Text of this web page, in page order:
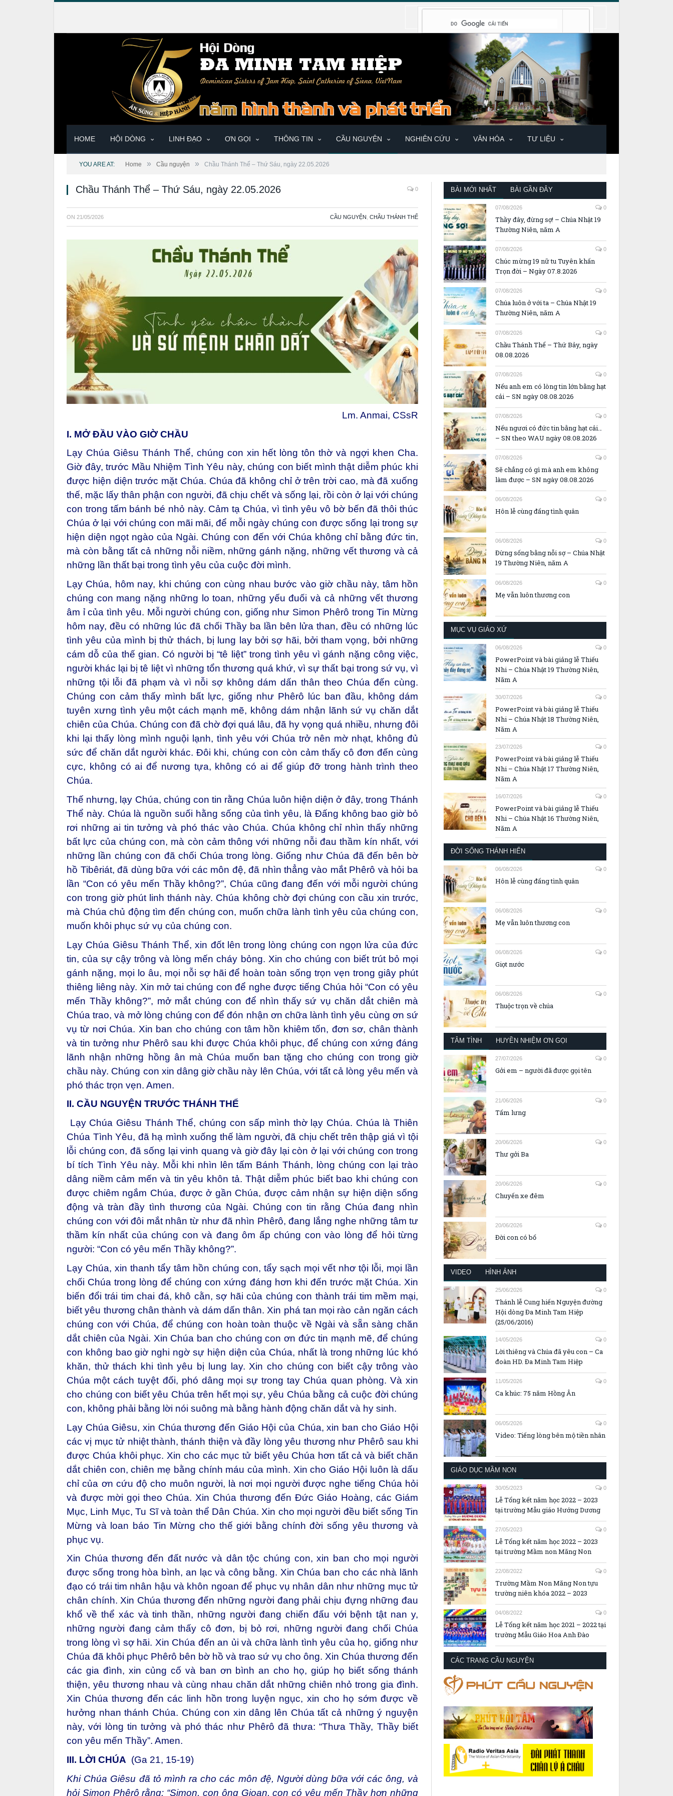
HOME HỘI DÒNG LINH ĐẠO ƠN GỌI THÔNG TIN CẦU NGUYỆN NGHIÊN CỨU VĂN HÓA TƯ LIỆU
YOU ARE AT: Home » Cầu nguyện » Chầu Thánh Thể – Thứ Sáu, ngày 22.05.2026
Chầu Thánh Thể – Thứ Sáu, ngày 22.05.2026 0
ON 21/05/2026 CẦU NGUYỆN CHẦU THÁNH THỂ
Lm. Anmai, CSsR
I. MỞ ĐẦU VÀO GIỜ CHẦU
Lạy Chúa Giêsu Thánh Thể, chúng con xin hết lòng tôn thờ và ngợi khen Cha.
Giờ đây, trước Mầu Nhiệm Tình Yêu này, chúng con biết mình thật diễm phúc khi
được hiện diện trước mặt Chúa. Chúa đã không chỉ ở trên trời cao, mà đã xuống
thế, mặc lấy thân phận con người, đã chịu chết và sống lại, rồi còn ở lại với chúng
con trong tấm bánh bé nhỏ này. Cảm tạ Chúa, vì tình yêu vô bờ bến đã thôi thúc
Chúa ở lại với chúng con mãi mãi, để mỗi ngày chúng con được sống lại trong sự
hiện diện ngọt ngào của Ngài. Chúng con đến với Chúa không chỉ bằng đức tin,
mà còn bằng tất cả những nỗi niềm, những gánh nặng, những vết thương và cả
những lần thất bại trong tình yêu của cuộc đời mình.
Lạy Chúa, hôm nay, khi chúng con cùng nhau bước vào giờ chầu này, tâm hồn
chúng con mang nặng những lo toan, những yếu đuối và cả những vết thương
âm ỉ của tình yêu. Mỗi người chúng con, giống như Simon Phêrô trong Tin Mừng
hôm nay, đều có những lúc đã chối Thầy ba lần bên lửa than, đều có những lúc
tình yêu của mình bị thử thách, bị lung lay bởi sợ hãi, bởi tham vọng, bởi những
cám dỗ của thế gian. Có người bị “tê liệt” trong tình yêu vì gánh nặng công việc,
người khác lại bị tê liệt vì những tổn thương quá khứ, vì sự thất bại trong sứ vụ, vì
những tội lỗi đã phạm và vì nỗi sợ không dám dấn thân theo Chúa đến cùng.
Chúng con cảm thấy mình bất lực, giống như Phêrô lúc ban đầu, không dám
tuyên xưng tình yêu một cách mạnh mẽ, không dám nhận lãnh sứ vụ chăn dắt
chiên của Chúa. Chúng con đã chờ đợi quá lâu, đã hy vọng quá nhiều, nhưng đôi
khi lại thấy lòng mình nguội lạnh, tình yêu với Chúa trở nên mờ nhạt, không đủ
sức để chăn dắt người khác. Đôi khi, chúng con còn cảm thấy cô đơn đến cùng
cực, không có ai để nương tựa, không có ai để giúp đỡ trong hành trình theo
Chúa.
Thế nhưng, lạy Chúa, chúng con tin rằng Chúa luôn hiện diện ở đây, trong Thánh
Thể này. Chúa là nguồn suối hằng sống của tình yêu, là Đấng không bao giờ bỏ
rơi những ai tin tưởng và phó thác vào Chúa. Chúa không chỉ nhìn thấy những
bất lực của chúng con, mà còn cảm thông với những nỗi đau thầm kín nhất, với
những lần chúng con đã chối Chúa trong lòng. Giống như Chúa đã đến bên bờ
hồ Tibêriát, đã dùng bữa với các môn đệ, đã nhìn thẳng vào mắt Phêrô và hỏi ba
lần “Con có yêu mến Thầy không?”, Chúa cũng đang đến với mỗi người chúng
con trong giờ phút linh thánh này. Chúa không chờ đợi chúng con cầu xin trước,
mà Chúa chủ động tìm đến chúng con, muốn chữa lành tình yêu của chúng con,
muốn khôi phục sứ vụ của chúng con.
Lạy Chúa Giêsu Thánh Thể, xin đốt lên trong lòng chúng con ngọn lửa của đức
tin, của sự cậy trông và lòng mến cháy bỏng. Xin cho chúng con biết trút bỏ mọi
gánh nặng, mọi lo âu, mọi nỗi sợ hãi để hoàn toàn sống trọn vẹn trong giây phút
thiêng liêng này. Xin mở tai chúng con để nghe được tiếng Chúa hỏi “Con có yêu
mến Thầy không?”, mở mắt chúng con để nhìn thấy sứ vụ chăn dắt chiên mà
Chúa trao, và mở lòng chúng con để đón nhận ơn chữa lành tình yêu cùng ơn sứ
vụ từ nơi Chúa. Xin ban cho chúng con tâm hồn khiêm tốn, đơn sơ, chân thành
và tin tưởng như Phêrô sau khi được Chúa khôi phục, để chúng con xứng đáng
lãnh nhận những hồng ân mà Chúa muốn ban tặng cho chúng con trong giờ
chầu này. Chúng con xin dâng giờ chầu này lên Chúa, với tất cả lòng yêu mến và
phó thác trọn vẹn. Amen.
II. CẦU NGUYỆN TRƯỚC THÁNH THỂ
Lạy Chúa Giêsu Thánh Thể, chúng con sấp mình thờ lạy Chúa. Chúa là Thiên
Chúa Tình Yêu, đã hạ mình xuống thế làm người, đã chịu chết trên thập giá vì tội
lỗi chúng con, đã sống lại vinh quang và giờ đây lại còn ở lại với chúng con trong
bí tích Tình Yêu này. Mỗi khi nhìn lên tấm Bánh Thánh, lòng chúng con lại trào
dâng niềm cảm mến và tin yêu khôn tả. Thật diễm phúc biết bao khi chúng con
được chiêm ngắm Chúa, được ở gần Chúa, được cảm nhận sự hiện diện sống
động và tràn đầy tình thương của Ngài. Chúng con tin rằng Chúa đang nhìn
chúng con với đôi mắt nhân từ như đã nhìn Phêrô, đang lắng nghe những tâm tư
thầm kín nhất của chúng con và đang ôm ấp chúng con vào lòng để hỏi từng
người: “Con có yêu mến Thầy không?”.
Lạy Chúa, xin thanh tẩy tâm hồn chúng con, tẩy sạch mọi vết nhơ tội lỗi, mọi lần
chối Chúa trong lòng để chúng con xứng đáng hơn khi đến trước mặt Chúa. Xin
biến đổi trái tim chai đá, khô cằn, sợ hãi của chúng con thành trái tim mềm mại,
biết yêu thương chân thành và dám dấn thân. Xin phá tan mọi rào cản ngăn cách
chúng con với Chúa, để chúng con hoàn toàn thuộc về Ngài và sẵn sàng chăn
dắt chiên của Ngài. Xin Chúa ban cho chúng con ơn đức tin mạnh mẽ, để chúng
con không bao giờ nghi ngờ sự hiện diện của Chúa, nhất là trong những lúc khó
khăn, thử thách khi tình yêu bị lung lay. Xin cho chúng con biết cậy trông vào
Chúa một cách tuyệt đối, phó dâng mọi sự trong tay Chúa quan phòng. Và xin
cho chúng con biết yêu Chúa trên hết mọi sự, yêu Chúa bằng cả cuộc đời chúng
con, không phải bằng lời nói suông mà bằng hành động chăn dắt và hy sinh.
Lạy Chúa Giêsu, xin Chúa thương đến Giáo Hội của Chúa, xin ban cho Giáo Hội
các vị mục tử nhiệt thành, thánh thiện và đầy lòng yêu thương như Phêrô sau khi
được Chúa khôi phục. Xin cho các mục tử biết yêu Chúa hơn tất cả và biết chăn
dắt chiên con, chiên mẹ bằng chính máu của mình. Xin cho Giáo Hội luôn là dấu
chỉ của ơn cứu độ cho muôn người, là nơi mọi người được nghe tiếng Chúa hỏi
và được mời gọi theo Chúa. Xin Chúa thương đến Đức Giáo Hoàng, các Giám
Mục, Linh Mục, Tu Sĩ và toàn thể Dân Chúa. Xin cho mọi người đều biết sống Tin
Mừng và loan báo Tin Mừng cho thế giới bằng chính đời sống yêu thương và
phục vụ.
Xin Chúa thương đến đất nước và dân tộc chúng con, xin ban cho mọi người
được sống trong hòa bình, an lạc và công bằng. Xin Chúa ban cho các nhà lãnh
đạo có trái tim nhân hậu và khôn ngoan để phục vụ nhân dân như những mục tử
chân chính. Xin Chúa thương đến những người đang phải chịu đựng những đau
khổ về thể xác và tinh thần, những người đang chiến đấu với bệnh tật nan y,
những người đang cảm thấy cô đơn, bị bỏ rơi, những người đang chối Chúa
trong lòng vì sợ hãi. Xin Chúa đến an ủi và chữa lành tình yêu của họ, giống như
Chúa đã khôi phục Phêrô bên bờ hồ và trao sứ vụ cho ông. Xin Chúa thương đến
các gia đình, xin củng cố và ban ơn bình an cho họ, giúp họ biết sống thánh
thiện, yêu thương nhau và cùng nhau chăn dắt những chiên nhỏ trong gia đình.
Xin Chúa thương đến các linh hồn trong luyện ngục, xin cho họ sớm được về
hưởng nhan thánh Chúa. Chúng con xin dâng lên Chúa tất cả những ý nguyện
này, với lòng tin tưởng và phó thác như Phêrô đã thưa: “Thưa Thầy, Thầy biết
con yêu mến Thầy”. Amen.
III. LỜI CHÚA (Ga 21, 15-19)
Khi Chúa Giêsu đã tỏ mình ra cho các môn đệ, Người dùng bữa với các ông, và
hỏi Simon Phêrô rằng: “Simon, con ông Gioan, con có yêu mến Thầy hơn những
BÀI MỚI NHẤT BÀI GẦN ĐÂY
07/08/2026 0
Thầy đây, đừng sợ! – Chúa Nhật 19
Thường Niên, năm A
07/08/2026 0
Chúc mừng 19 nữ tu Tuyên khấn
Trọn đời – Ngày 07.8.2026
07/08/2026 0
Chúa luôn ở với ta – Chúa Nhật 19
Thường Niên, năm A
07/08/2026 0
Chầu Thánh Thể – Thứ Bảy, ngày
08.08.2026
07/08/2026 0
Nếu anh em có lòng tin lớn bằng hạt
cải – SN ngày 08.08.2026
07/08/2026 0
Nếu ngươi có đức tin bằng hạt cải…
– SN theo WAU ngày 08.08.2026
07/08/2026 0
Sẽ chẳng có gì mà anh em không
làm được – SN ngày 08.08.2026
06/08/2026 0
Hôn lễ cùng đấng tình quân
06/08/2026 0
Đừng sống bằng nỗi sợ – Chúa Nhật
19 Thường Niên, năm A
06/08/2026 0
Mẹ vẫn luôn thương con
MỤC VỤ GIÁO XỨ
06/08/2026 0
PowerPoint và bài giảng lễ Thiếu
Nhi – Chúa Nhật 19 Thường Niên,
Năm A
30/07/2026 0
PowerPoint và bài giảng lễ Thiếu
Nhi – Chúa Nhật 18 Thường Niên,
Năm A
23/07/2026 0
PowerPoint và bài giảng lễ Thiếu
Nhi – Chúa Nhật 17 Thường Niên,
Năm A
16/07/2026 0
PowerPoint và bài giảng lễ Thiếu
Nhi – Chúa Nhật 16 Thường Niên,
Năm A
ĐỜI SỐNG THÁNH HIẾN
06/08/2026 0
Hôn lễ cùng đấng tình quân
06/08/2026 0
Mẹ vẫn luôn thương con
06/08/2026 0
Giọt nước
06/08/2026 0
Thuộc trọn về chúa
TÂM TÌNH HUYỀN NHIỆM ƠN GỌI
27/07/2026 0
Gởi em – người đã được gọi tên
21/06/2026 0
Tấm lưng
20/06/2026 0
Thư gởi Ba
20/06/2026 0
Chuyến xe đêm
20/06/2026 0
Đời con có bố
VIDEO HÌNH ẢNH
25/06/2026 0
Thánh lễ Cung hiến Nguyện đường
Hội dòng Đa Minh Tam Hiệp
(25/06/2016)
14/05/2026 0
Lời thiêng và Chúa đã yêu con – Ca
đoàn HD. Đa Minh Tam Hiệp
11/05/2026 0
Ca khúc: 75 năm Hồng Ân
06/05/2026 0
Video: Tiếng lòng bên mộ tiền nhân
GIÁO DỤC MẦM NON
30/05/2023 0
Lễ Tổng kết năm học 2022 – 2023
tại trường Mẫu giáo Hướng Dương
27/05/2023 0
Lễ Tổng kết năm học 2022 – 2023
tại trường Mầm non Măng Non
22/08/2022 0
Trường Mầm Non Măng Non tựu
trường niên khóa 2022 – 2023
04/08/2022 0
Lễ Tổng kết năm học 2021 – 2022 tại
trường Mẫu Giáo Hoa Anh Đào
CÁC TRANG CẦU NGUYỆN